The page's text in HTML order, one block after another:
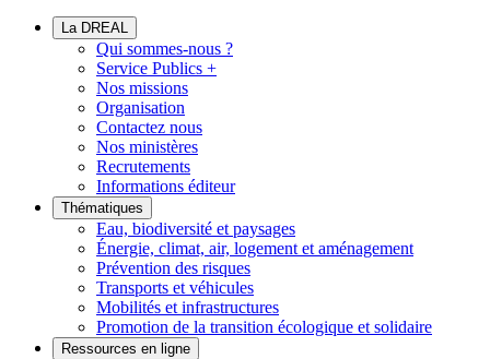
La DREAL
Qui sommes-nous ?
Service Publics +
Nos missions
Organisation
Contactez nous
Nos ministères
Recrutements
Informations éditeur
Thématiques
Eau, biodiversité et paysages
Énergie, climat, air, logement et aménagement
Prévention des risques
Transports et véhicules
Mobilités et infrastructures
Promotion de la transition écologique et solidaire
Ressources en ligne